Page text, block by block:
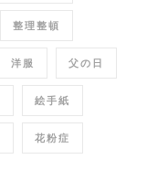
整理整頓
洋服 父の日
絵手紙
花粉症